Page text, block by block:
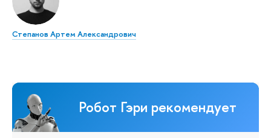
Степанов Артем Александрович
Робот Гэри рекомендует